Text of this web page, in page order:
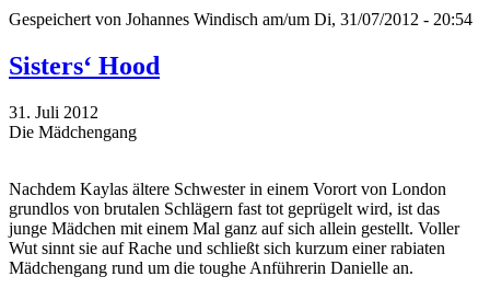
Gespeichert von Johannes Windisch am/um Di, 31/07/2012 - 20:54
Sisters‘ Hood
31. Juli 2012
Die Mädchengang
Nachdem Kaylas ältere Schwester in einem Vorort von London
grundlos von brutalen Schlägern fast tot geprügelt wird, ist das
junge Mädchen mit einem Mal ganz auf sich allein gestellt. Voller
Wut sinnt sie auf Rache und schließt sich kurzum einer rabiaten
Mädchengang rund um die toughe Anführerin Danielle an.